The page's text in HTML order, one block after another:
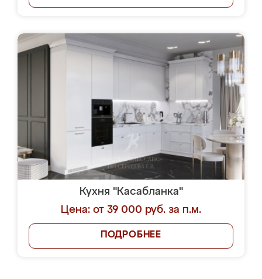
Кухня "Касабланка"
Цена: от 39 000 руб. за п.м.
ПОДРОБНЕЕ